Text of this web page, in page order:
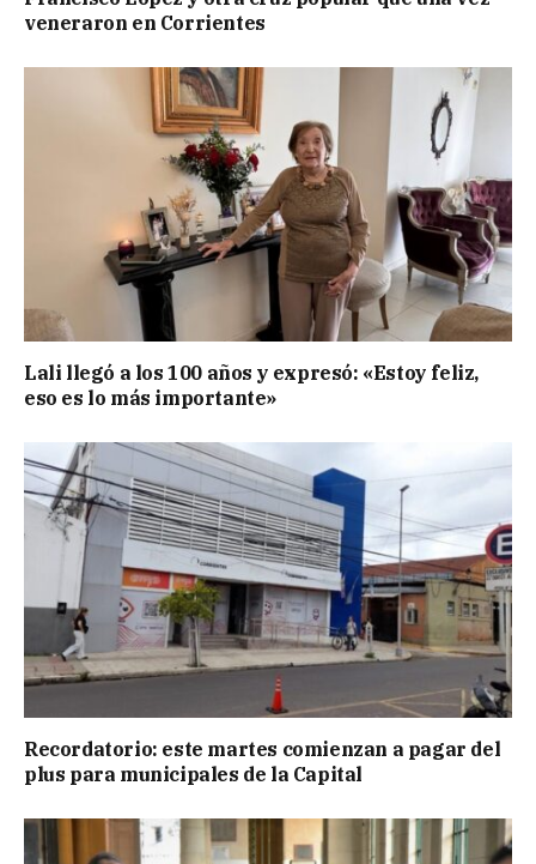
veneraron en Corrientes
Lali llegó a los 100 años y expresó: «Estoy feliz,
eso es lo más importante»
Recordatorio: este martes comienzan a pagar del
plus para municipales de la Capital